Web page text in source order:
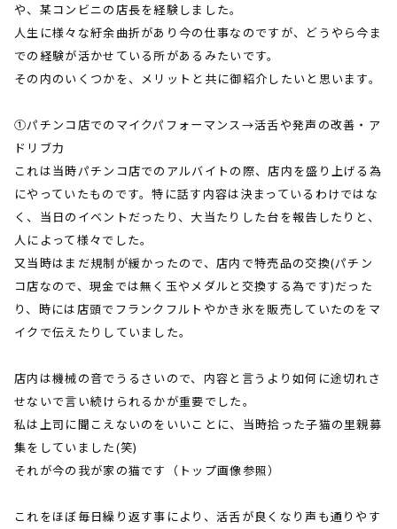
や、某コンビニの店長を経験しました。
人生に様々な紆余曲折があり今の仕事なのですが、どうやら今ま
での経験が活かせている所があるみたいです。
その内のいくつかを、メリットと共に御紹介したいと思います。
①パチンコ店でのマイクパフォーマンス→活舌や発声の改善・ア
ドリブ力
これは当時パチンコ店でのアルバイトの際、店内を盛り上げる為
にやっていたものです。特に話す内容は決まっているわけではな
く、当日のイベントだったり、大当たりした台を報告したりと、
人によって様々でした。
又当時はまだ規制が緩かったので、店内で特売品の交換(パチン
コ店なので、現金では無く玉やメダルと交換する為です)だった
り、時には店頭でフランクフルトやかき氷を販売していたのをマ
イクで伝えたりしていました。
店内は機械の音でうるさいので、内容と言うより如何に途切れさ
せないで言い続けられるかが重要でした。
私は上司に聞こえないのをいいことに、当時拾った子猫の里親募
集をしていました(笑)
それが今の我が家の猫です（トップ画像参照）
これをほぼ毎日繰り返す事により、活舌が良くなり声も通りやす